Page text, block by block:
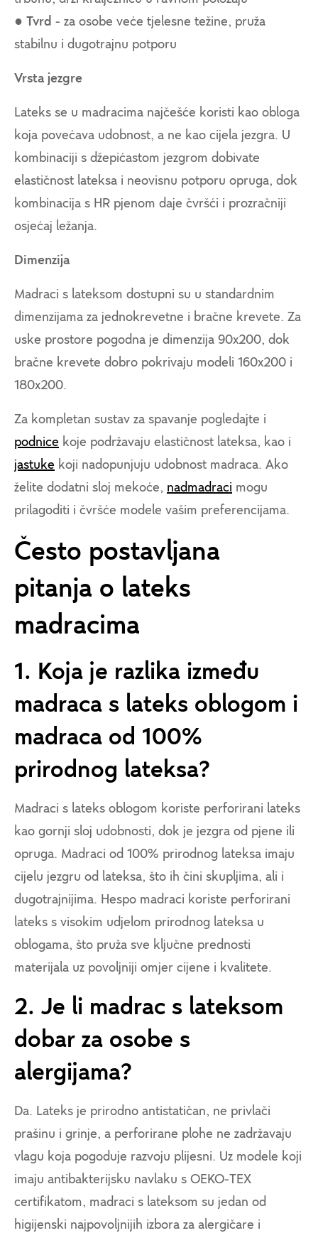
● Tvrd - za osobe veće tjelesne težine, pruža
stabilnu i dugotrajnu potporu
Vrsta jezgre
Lateks se u madracima najčešće koristi kao obloga
koja povećava udobnost, a ne kao cijela jezgra. U
kombinaciji s džepićastom jezgrom dobivate
elastičnost lateksa i neovisnu potporu opruga, dok
kombinacija s HR pjenom daje čvršći i prozračniji
osjećaj ležanja.
Dimenzija
Madraci s lateksom dostupni su u standardnim
dimenzijama za jednokrevetne i bračne krevete. Za
uske prostore pogodna je dimenzija 90x200, dok
bračne krevete dobro pokrivaju modeli 160x200 i
180x200.
Za kompletan sustav za spavanje pogledajte i
podnice koje podržavaju elastičnost lateksa, kao i
jastuke koji nadopunjuju udobnost madraca. Ako
želite dodatni sloj mekoće, nadmadraci mogu
prilagoditi i čvršće modele vašim preferencijama.
Često postavljana
pitanja o lateks
madracima
1. Koja je razlika između
madraca s lateks oblogom i
madraca od 100%
prirodnog lateksa?
Madraci s lateks oblogom koriste perforirani lateks
kao gornji sloj udobnosti, dok je jezgra od pjene ili
opruga. Madraci od 100% prirodnog lateksa imaju
cijelu jezgru od lateksa, što ih čini skupljima, ali i
dugotrajnijima. Hespo madraci koriste perforirani
lateks s visokim udjelom prirodnog lateksa u
oblogama, što pruža sve ključne prednosti
materijala uz povoljniji omjer cijene i kvalitete.
2. Je li madrac s lateksom
dobar za osobe s
alergijama?
Da. Lateks je prirodno antistatičan, ne privlači
prašinu i grinje, a perforirane plohe ne zadržavaju
vlagu koja pogoduje razvoju plijesni. Uz modele koji
imaju antibakterijsku navlaku s OEKO-TEX
certifikatom, madraci s lateksom su jedan od
higijenski najpovoljnijih izbora za alergičare i